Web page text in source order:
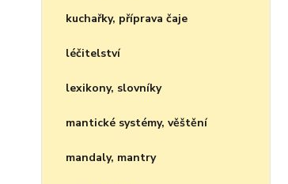
kuchařky, příprava čaje
léčitelství
lexikony, slovníky
mantické systémy, věštění
mandaly, mantry